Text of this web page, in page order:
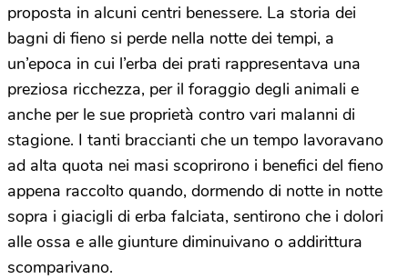
proposta in alcuni centri benessere. La storia dei
bagni di fieno si perde nella notte dei tempi, a
un’epoca in cui l’erba dei prati rappresentava una
preziosa ricchezza, per il foraggio degli animali e
anche per le sue proprietà contro vari malanni di
stagione. I tanti braccianti che un tempo lavoravano
ad alta quota nei masi scoprirono i benefici del fieno
appena raccolto quando, dormendo di notte in notte
sopra i giacigli di erba falciata, sentirono che i dolori
alle ossa e alle giunture diminuivano o addirittura
scomparivano.